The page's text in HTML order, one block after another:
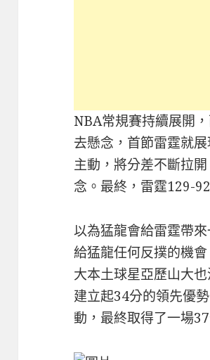
NBA常規賽持續展開
去懸念，首節雷霆就
主動，將分差不斷拉
念。最終，雷霆129-
以為猛龍會給雷霆帶
給猛龍任何反撲的機
大本土球星亞歷山大
建立起34分的領先優
動，最終取得了一場